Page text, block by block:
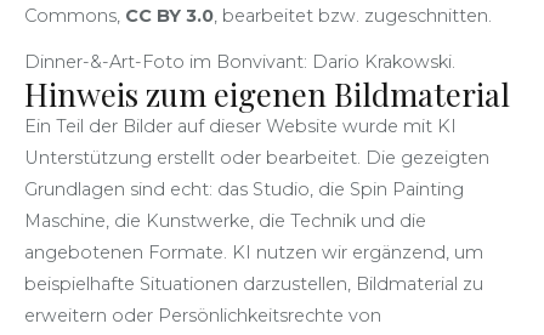
Commons, CC BY 3.0, bearbeitet bzw. zugeschnitten.
Dinner-&-Art-Foto im Bonvivant: Dario Krakowski.
Hinweis zum eigenen Bildmaterial
Ein Teil der Bilder auf dieser Website wurde mit KI
Unterstützung erstellt oder bearbeitet. Die gezeigten
Grundlagen sind echt: das Studio, die Spin Painting
Maschine, die Kunstwerke, die Technik und die
angebotenen Formate. KI nutzen wir ergänzend, um
beispielhafte Situationen darzustellen, Bildmaterial zu
erweitern oder Persönlichkeitsrechte von